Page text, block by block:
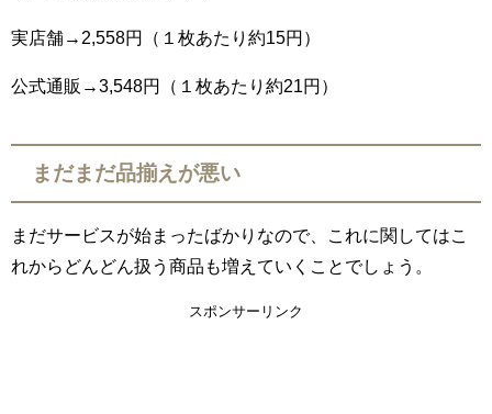
実店舗→ 2,558円（１枚あたり約15円）
公式通販→3,548円（１枚あたり約21円）
まだまだ品揃えが悪い
まだサービスが始まったばかりなので、これに関してはこ
れからどんどん扱う商品も増えていくことでしょう。
スポンサーリンク